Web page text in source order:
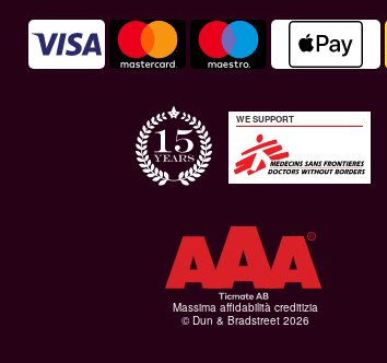
WE SUPPORT
Massima affidabilità creditizia
© Dun & Bradstreet 2026